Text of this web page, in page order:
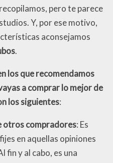
pero te parece
Y, por ese motivo,
aconsejamos
.
los que recomendamos
a comprar lo mejor de
los siguientes:
otros compradores: Es
en aquellas opiniones
fin y al cabo, es una